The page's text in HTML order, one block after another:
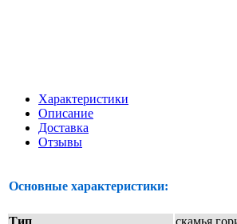
Характеристики
Описание
Доставка
Отзывы
Основные характеристики: